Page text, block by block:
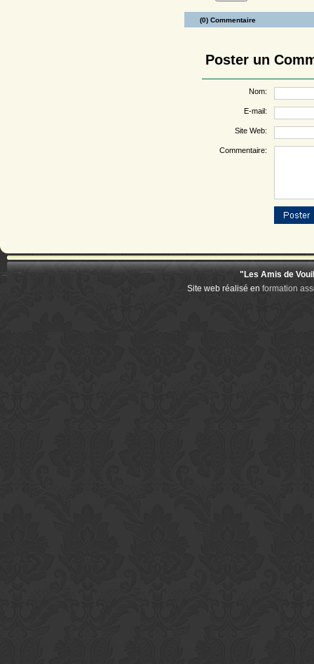
(0) Commentaire
Poster un
Nom:
E-mail:
Site Web:
Commentaire:
"Les Amis de
Site web réalisé en formation